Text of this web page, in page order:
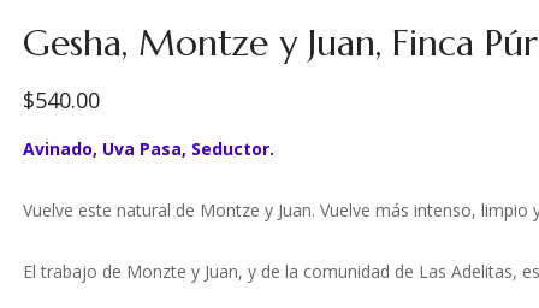
Después del despulpado, se escurre y se lleva al patio por 2
patio con malla sombra del 50% por otros 25 días
Gesha, Montze y Juan, Finca
$540.00
Avinado, Uva Pasa, Seductor.
Vuelve este natural de Montze y Juan. Vuelve más intenso, limpio
El trabajo de Monzte y Juan, y de la comunidad de Las Adelitas,